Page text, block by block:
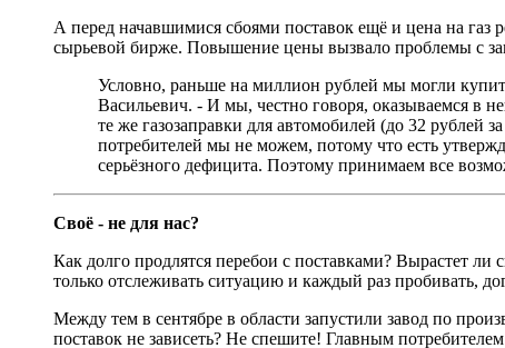
А перед начавшимися сбоями поставок ещё и цена на газ
сырьевой бирже. Повышение цены вызвало проблемы с
Условно, раньше на миллион рублей мы могли
Васильевич. - И мы, честно говоря, оказываемся в
те же газозаправки для автомобилей (до 32 рублей
потребителей мы не можем, потому что есть
серьёзного дефицита. Поэтому принимаем все
Своё - не для нас?
Как долго продлятся перебои с поставками? Вырастет
только отслеживать ситуацию и каждый раз пробивать,
Между тем в сентябре в области запустили завод по
поставок не зависеть? Не спешите! Главным